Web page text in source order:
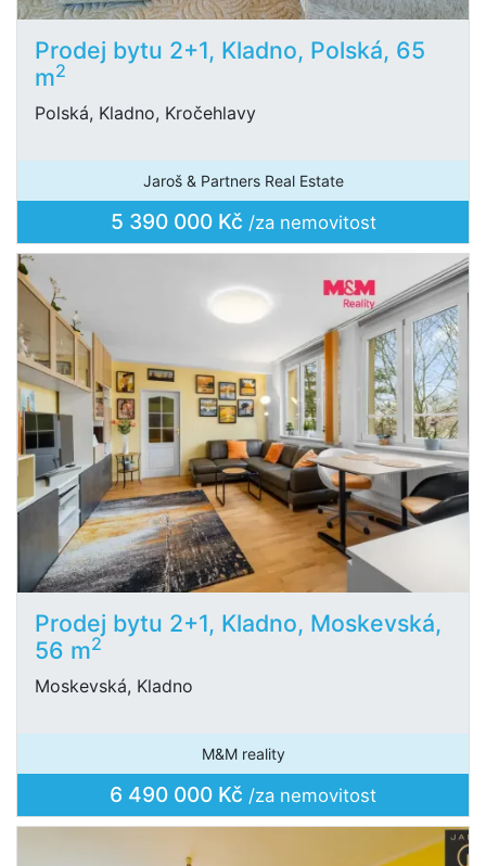
Prodej bytu 2+1, Kladno, Polská, 65
m2
Polská, Kladno, Kročehlavy
Jaroš & Partners Real Estate
5 390 000 Kč /za nemovitost
Prodej bytu 2+1, Kladno, Moskevská,
56 m2
Moskevská, Kladno
M&M reality
6 490 000 Kč /za nemovitost